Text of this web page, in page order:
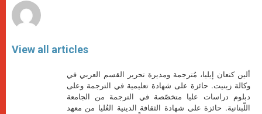
View all articles
ألين كنعان إيليا، مُترجمة ومديرة تحرير القسم العربي في
وكالة زينيت. حائزة على شهادة تعليمية في الترجمة وعلى
دبلوم دراسات عليا متخصّصة في الترجمة من الجامعة
اللّبنانية. حائزة على شهادة الثقافة الدينية العُليا من معهد